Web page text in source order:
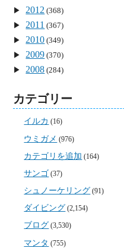
2012 (368)
2011 (367)
2010 (349)
2009 (370)
2008 (284)
カテゴリー
イルカ (16)
ウミガメ (976)
カテゴリを追加 (164)
サンゴ (37)
シュノーケリング (91)
ダイビング (2,154)
ブログ (3,530)
マンタ (755)